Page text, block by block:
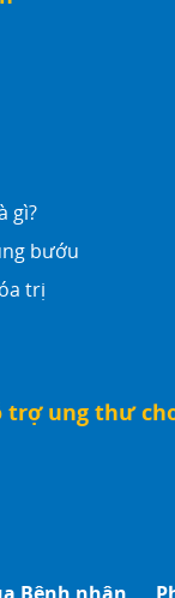
gì?
bướu
trị
trợ ung thư